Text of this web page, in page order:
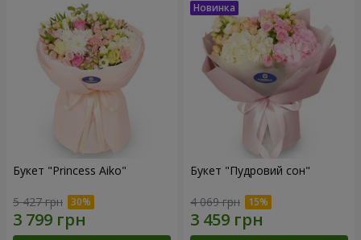
Букет "Princess Aiko"
5 427 грн
Букет "Пудровий сон"
4 069 грн